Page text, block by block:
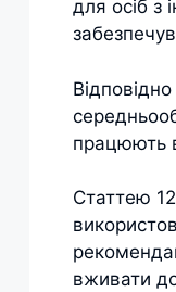
для осіб з
працюють
Статтею
вживати